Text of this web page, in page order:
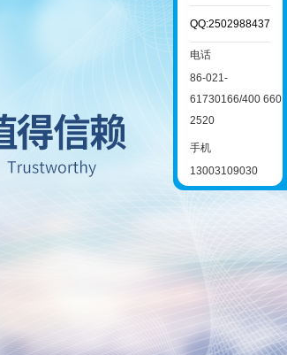
QQ:2502988437
电话
86-021-
61730166/400 660
2520
手机
13003109030